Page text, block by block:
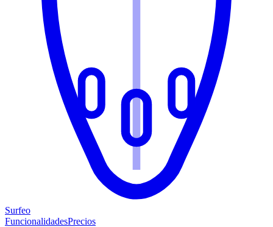
Surfeo
FuncionalidadesPrecios